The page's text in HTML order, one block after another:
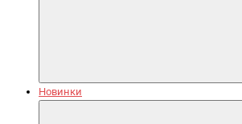
Новинки